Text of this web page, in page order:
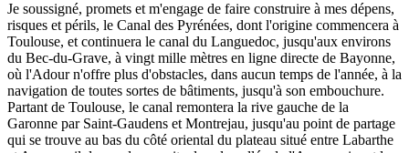
Je soussigné, promets et m'engage de faire construire à mes dépens,
risques et périls, le Canal des Pyrénées, dont l'origine commencera à
Toulouse, et continuera le canal du Languedoc, jusqu'aux environs
du Bec-du-Grave, à vingt mille mètres en ligne directe de Bayonne,
où l'Adour n'offre plus d'obstacles, dans aucun temps de l'année, à la
navigation de toutes sortes de bâtiments, jusqu'à son embouchure.
Partant de Toulouse, le canal remontera la rive gauche de la
Garonne par Saint-Gaudens et Montrejau, jusqu'au point de partage
qui se trouve au bas du côté oriental du plateau situé entre Labarthe